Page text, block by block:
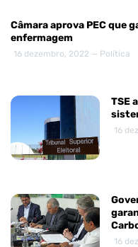
Câmara aprova PEC que
enfermagem
16 dezembro, 2022 — Política
TSE
16
16